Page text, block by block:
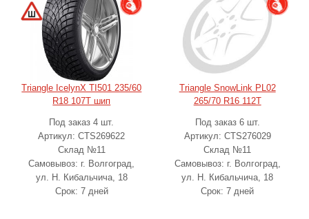
Triangle IcelynX TI501 235/60
R18 107T шип
Под заказ 4 шт.
Артикул: CTS269622
Склад №11
Самовывоз: г. Волгоград,
ул. Н. Кибальчича, 18
Срок: 7 дней
Triangle SnowLink PL02
265/70 R16 112T
Под заказ 6 шт.
Артикул: CTS276029
Склад №11
Самовывоз: г. Волгоград,
ул. Н. Кибальчича, 18
Срок: 7 дней